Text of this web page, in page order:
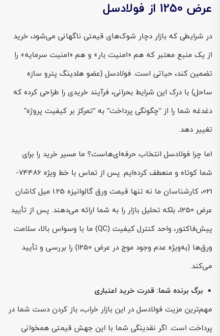
عرض 1250 از فولادسل
در شرایطی که بازار دچار شوک‌های قیمتی ناگهانی می‌شود، خرید
از یک منبع معتبر که هم «امنیت بار» و هم «امنیت سرمایه» را
تضمین کند، حیاتی است. فولادسل (عضو هلدینگ پترو سازه
ساحل) با درک این شرایط بحرانی، فرآیند خریدی را طراحی کرده که
دغدغه شما را از “چگونگی پرداخت” به “تمرکز بر کیفیت پروژه”
تغییر دهد.
اما چرا فولادسل انتخاب حرفه‌ای‌هاست؟ ما مسیر خرید را برای
شما کوتاه و منعطف کرده‌ایم. پس از تماس با خط ویژه 74486-
021، کارشناسان ما نه تنها قیمت ورق گالوانیزه 1.25 میل کاشان
عرض 1250، بلکه تحلیل بازار را به شما ارائه می‌دهند. پس از تأیید
پیش‌فاکتور، واحد کنترل کیفیت (QC) ما با وسواس بالا، سلامت
ورق‌ها (به‌ویژه عدم وجود موج در عرض 1250) را بررسی و تأیید
می‌کند.
برگ برنده شما: قدرت خرید اعتباری
مهم‌ترین مزیت فولادسل در این بازار خراب، باز کردن دست شما در
پرداخت است. اگر نقدینگی شما با این جهش قیمتی همخوانی